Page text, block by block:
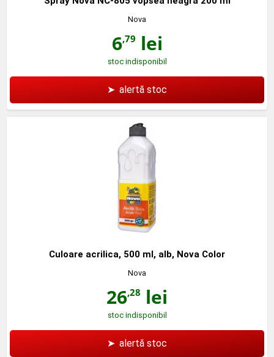
Nova
6,79 lei
stoc indisponibil
➤ alertă stoc
Culoare acrilica, 500 ml, alb, Nova Color
Nova
26,28 lei
stoc indisponibil
➤ alertă stoc